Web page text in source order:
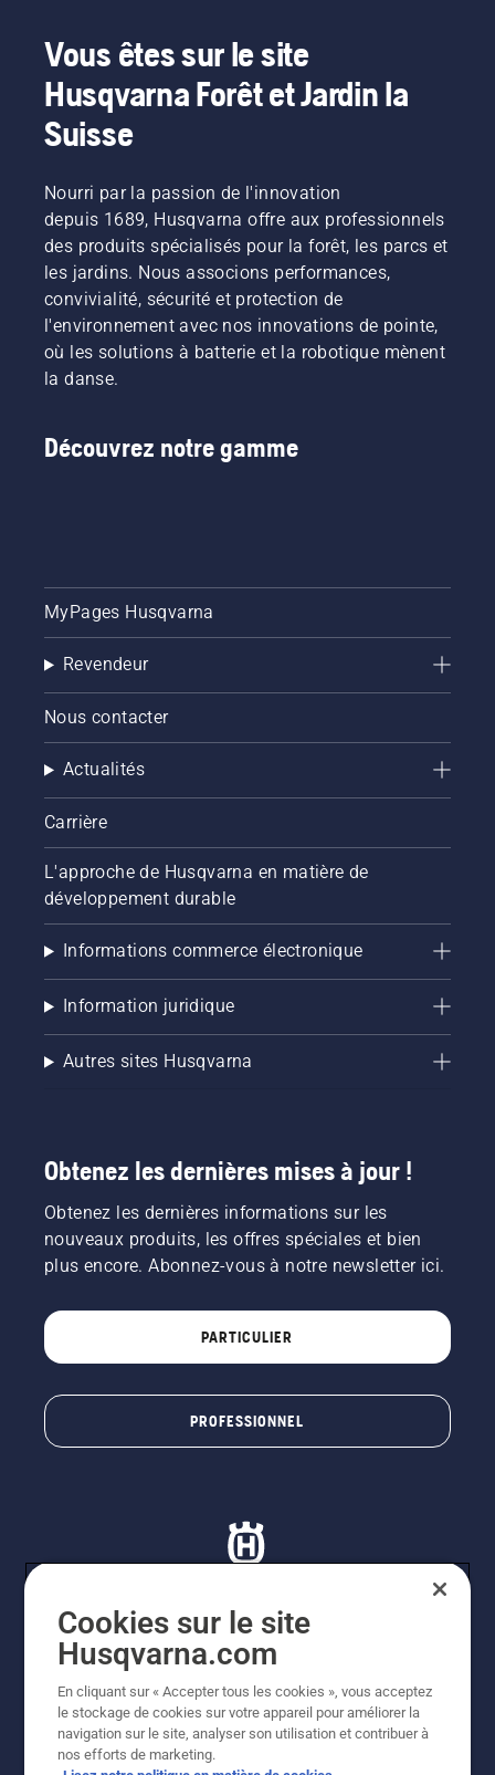
Vous êtes sur le site
Husqvarna Forêt et Jardin la
Suisse
Nourri par la passion de l'innovation
depuis 1689, Husqvarna offre aux professionnels
des produits spécialisés pour la forêt, les parcs et
les jardins. Nous associons performances,
convivialité, sécurité et protection de
l'environnement avec nos innovations de pointe,
où les solutions à batterie et la robotique mènent
la danse.
Découvrez notre gamme
MyPages Husqvarna
Revendeur
Nous contacter
Actualités
Carrière
L'approche de Husqvarna en matière de
développement durable
Informations commerce électronique
Information juridique
Autres sites Husqvarna
Obtenez les dernières mises à jour !
Obtenez les dernières informations sur les
nouveaux produits, les offres spéciales et bien
plus encore. Abonnez-vous à notre newsletter ici.
PARTICULIER
PROFESSIONNEL
© Husqvarna AB (publ). Tous droits réservés. Les prix
aux revendeurs participants, sauf si le produit est
disponible pour un achat direct sur la boutique en ligne
de Husqvarna. Prix en CHF, TVA 8,1 % et TAR incluses.
Sous réserve d'erreurs et de modifications de forme,
Cookies sur le site
Husqvarna.com
En cliquant sur « Accepter tous les cookies », vous acceptez
le stockage de cookies sur votre appareil pour améliorer la
navigation sur le site, analyser son utilisation et contribuer à
nos efforts de marketing.